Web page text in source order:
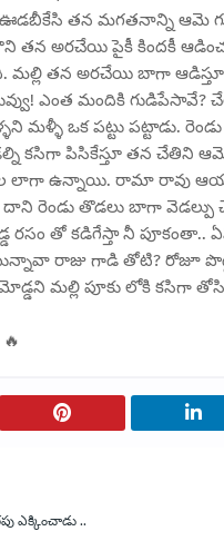
తన మగతనాన్ని ఆమె
తన అరచేయి పైకీ కిందకీ
తన అరచేయి బాగా ఆడిస్తూ
ఎంత మందికి గుడిపేసావే?
మళ్ళీ ఒక పట్టు పట్టాడు.
కసిగా పిసికేస్తూ తన చేతిని
లాగా ఉన్నాయి. రామా రావు
రెండు తొడలు బాగా
రసం తో కడిగేస్తా నీ పూకంతా..
రాజు గాడి తోటి? రోజూ
మల్లి పూకు లోకి కసిగా తోసి
ఎక్కించాడు ..